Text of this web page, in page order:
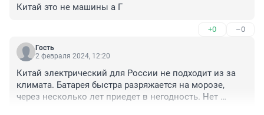
Китай это не машины а Г
+0 –0
Гость
2 февраля 2024, 12:20
Китай электрический для России не подходит из за
климата. Батарея быстра разряжается на морозе,
через несколько лет приедет в негодность. Нет